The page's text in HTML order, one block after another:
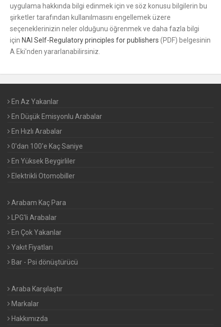
uygulama hakkında bilgi edinmek için ve söz konusu bilgilerin bu
şirketler tarafından kullanılmasını engellemek üzere
seçeneklerinizin neler olduğunu öğrenmek ve daha fazla bilgi
için NAI Self-Regulatory principles for publishers (PDF) belgesinin
A Eki'nden yararlanabilirsiniz.
En Az Yakanlar
En Düşük Emisyonlu Arabalar
En Hızlı Arabalar
0'dan 100'e Kaç Saniye
En Yüksek Beygirliler
Elektrikli Otomobiller
Arabam Kaç Para
LPG'li Arabalar
En Çok Yakanlar
Yakıt Fiyatları
Bar - Psi dönüştürücü
Araba Karşılaştır
Markalar
Hakkımızda